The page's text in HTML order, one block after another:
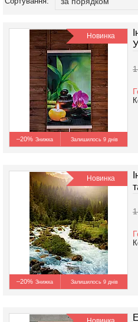
Новинка
–20% Залишилось 9 днів
Новинка
–20% Залишилось 9 днів